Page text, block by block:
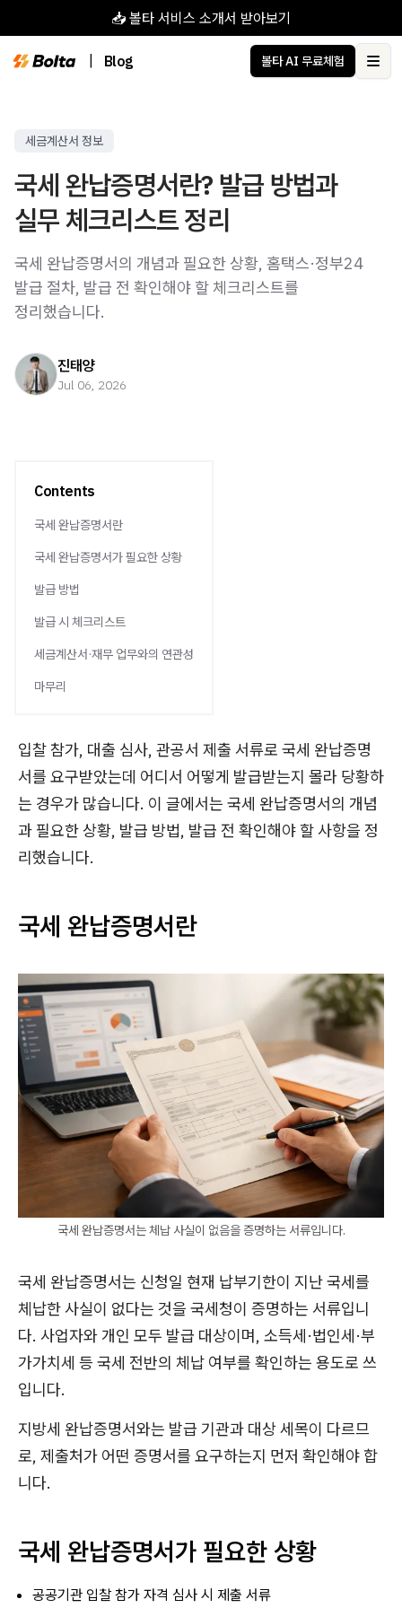
📥 볼타 서비스 소개서 받아보기
Blog 볼타 AI 무료체험
세금계산서 정보
국세 완납증명서란? 발급 방법과
실무 체크리스트 정리
국세 완납증명서의 개념과 필요한 상황, 홈택스·정부24
발급 절차, 발급 전 확인해야 할 체크리스트를
정리했습니다.
진태양
Jul 06, 2026
Contents
국세 완납증명서란
국세 완납증명서가 필요한 상황
발급 방법
발급 시 체크리스트
세금계산서·재무 업무와의 연관성
마무리
입찰 참가, 대출 심사, 관공서 제출 서류로 국세 완납증명
서를 요구받았는데 어디서 어떻게 발급받는지 몰라 당황하
는 경우가 많습니다. 이 글에서는 국세 완납증명서의 개념
과 필요한 상황, 발급 방법, 발급 전 확인해야 할 사항을 정
리했습니다.
국세 완납증명서란
국세 완납증명서는 체납 사실이 없음을 증명하는 서류입니다.
국세 완납증명서는 신청일 현재 납부기한이 지난 국세를
체납한 사실이 없다는 것을 국세청이 증명하는 서류입니
다. 사업자와 개인 모두 발급 대상이며, 소득세·법인세·부
가가치세 등 국세 전반의 체납 여부를 확인하는 용도로 쓰
입니다.
지방세 완납증명서와는 발급 기관과 대상 세목이 다르므
로, 제출처가 어떤 증명서를 요구하는지 먼저 확인해야 합
니다.
국세 완납증명서가 필요한 상황
공공기관 입찰 참가 자격 심사 시 제출 서류